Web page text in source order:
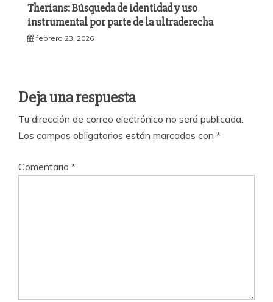
Therians: Búsqueda de identidad y uso
instrumental por parte de la ultraderecha
febrero 23, 2026
Deja una respuesta
Tu dirección de correo electrónico no será publicada.
Los campos obligatorios están marcados con *
Comentario *